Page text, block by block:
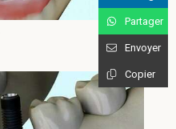
Partager
Envoyer
Copier